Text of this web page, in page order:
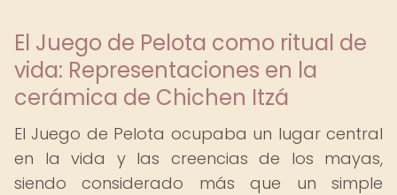
El Juego de Pelota como ritual de
vida: Representaciones en la
cerámica de Chichen Itzá
El Juego de Pelota ocupaba un lugar central
en la vida y las creencias de los mayas,
siendo considerado más que un simple